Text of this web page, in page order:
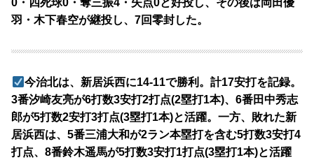
0・四死球0・奪三振4・失点0と好投し、その後は岡田優
羽・木下春空が継投し、7回零封した。
今治北は、新居浜西に14-11で勝利。計17安打を記録。
3番汐崎友亮が6打数3安打2打点(2塁打1本)、6番田中秀志
郎が5打数2安打3打点(3塁打1本)と活躍。一方、敗れた新
居浜西は、5番三浦大和が2ラン本塁打を含む5打数3安打4
打点、8番鈴木遥馬が5打数3安打1打点(3塁打1本)と活躍